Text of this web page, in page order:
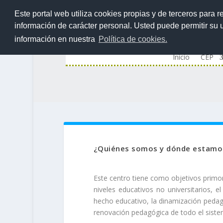
Este portal web utiliza cookies propias y de terceros para
información de carácter personal. Usted puede permitir
información en nuestra Política de cookies.
Inicio CEP
¿Quiénes somos y dónde
Este centro tiene como objetivos
niveles educativos no universitarios,
hecho educativo, la dinamización
renovación pedagógica de todo el